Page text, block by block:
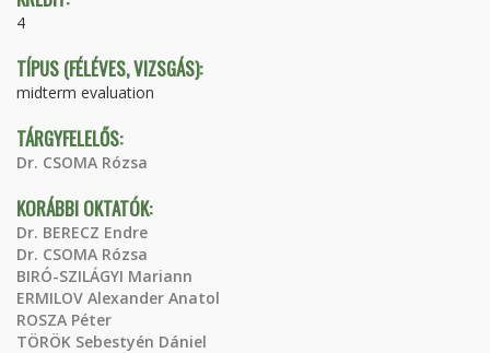
4
TÍPUS (FÉLÉVES, VIZSGÁS):
midterm evaluation
TÁRGYFELELŐS:
Dr. CSOMA Rózsa
KORÁBBI OKTATÓK:
Dr. BERECZ Endre
Dr. CSOMA Rózsa
BIRÓ-SZILÁGYI Mariann
ERMILOV Alexander Anatol
ROSZA Péter
TÖRÖK Sebestyén Dániel